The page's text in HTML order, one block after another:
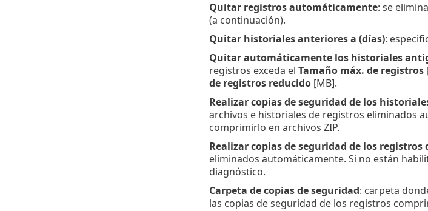
Quitar registros automáticamente: se
(a continuación).
Quitar historiales anteriores a (días):
Quitar automáticamente los historiales
registros exceda el Tamaño máx. de registros
de registros reducido[MB].
Realizar copias de seguridad de los
archivos e historiales de registros eliminados
comprimirlo en archivos ZIP.
Realizar copias de seguridad de los registros
eliminados automáticamente. Si no están
diagnóstico.
Carpeta de copias de seguridad: carpeta
las copias de seguridad de los registros